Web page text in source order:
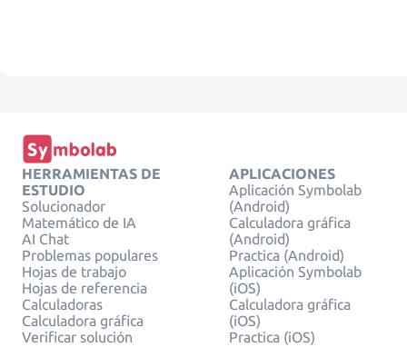
HERRAMIENTAS DE
ESTUDIO
Solucionador
Matemático de IA
AI Chat
Problemas populares
Hojas de trabajo
Hojas de referencia
Calculadoras
Calculadora gráfica
Verificar solución
APLICACIONES
Aplicación Symbolab
(Android)
Calculadora gráfica
(Android)
Practica (Android)
Aplicación Symbolab
(iOS)
Calculadora gráfica
(iOS)
Practica (iOS)